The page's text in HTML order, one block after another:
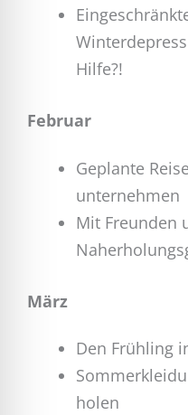
Hilfe?!
Februar
Geplante
unternehmen
Mit Freunden
März
Den Frühling
holen